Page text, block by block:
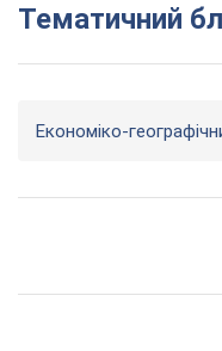
Тематичний
Економіко-